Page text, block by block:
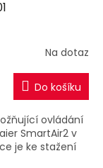
Na dotaz
Do košíku
ovládání
SmartAir2 v
je ke stažení